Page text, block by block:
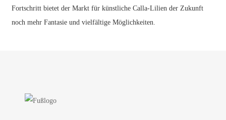
Fortschritt bietet der Markt für künstliche Calla-Lilien der Zukunft
noch mehr Fantasie und vielfältige Möglichkeiten.